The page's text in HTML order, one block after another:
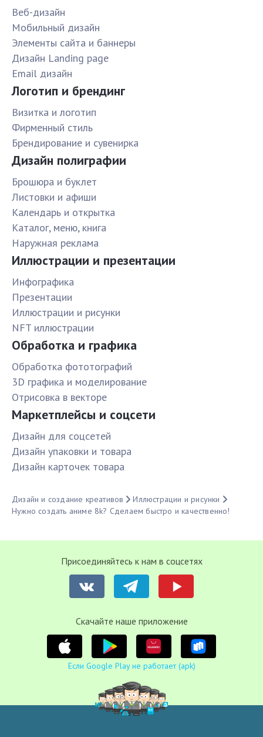
Веб-дизайн
Мобильный дизайн
Элементы сайта и баннеры
Дизайн Landing page
Email дизайн
Логотип и брендинг
Визитка и логотип
Фирменный стиль
Брендирование и сувенирка
Дизайн полиграфии
Брошюра и буклет
Листовки и афиши
Календарь и открытка
Каталог, меню, книга
Наружная реклама
Иллюстрации и презентации
Инфографика
Презентации
Иллюстрации и рисунки
NFT иллюстрации
Обработка и графика
Обработка фототографий
3D графика и моделирование
Отрисовка в векторе
Маркетплейсы и соцсети
Дизайн для соцсетей
Дизайн упаковки и товара
Дизайн карточек товара
Дизайн и создание креативов
Иллюстрации и рисунки
Нужно создать аниме 8k? Сделаем быстро и качественно!
Присоединяйтесь к нам в соцсетях
Cкачайте наше приложение
Если Google Play не работает (apk)